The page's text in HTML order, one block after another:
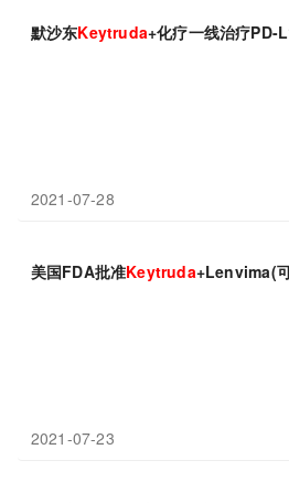
默沙东Keytruda+化疗一线治疗PD-
2021-07-28
美国FDA批准Keytruda+Lenvima(
2021-07-23